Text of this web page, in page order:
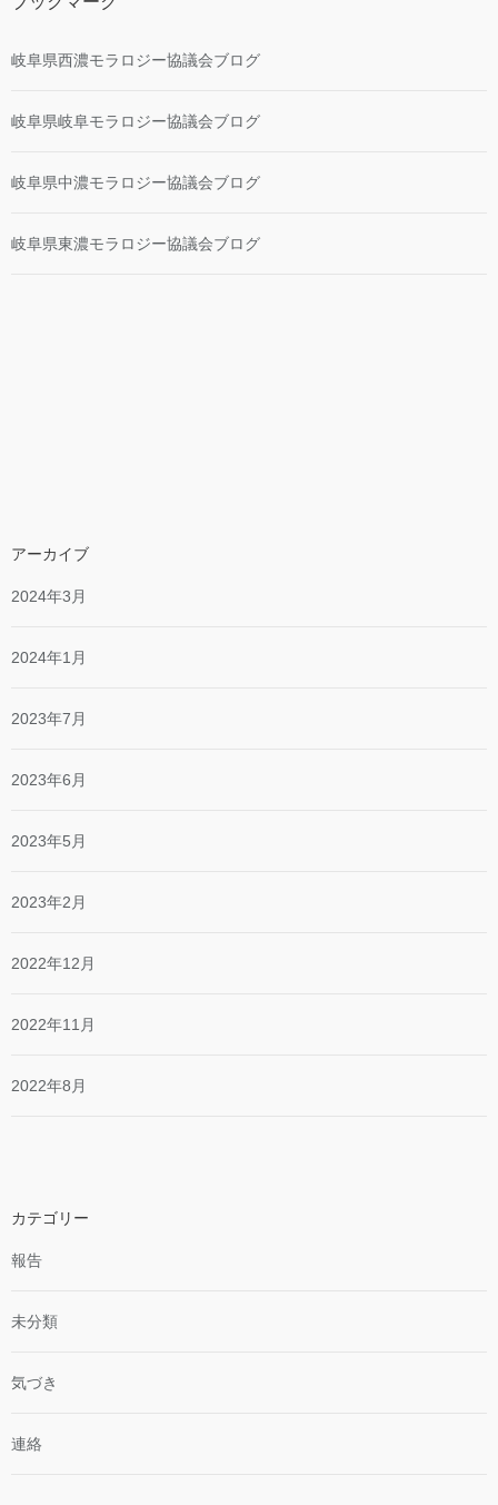
岐阜県西濃モラロジー協議会ブログ
岐阜県岐阜モラロジー協議会ブログ
岐阜県中濃モラロジー協議会ブログ
岐阜県東濃モラロジー協議会ブログ
アーカイブ
2024年3月
2024年1月
2023年7月
2023年6月
2023年5月
2023年2月
2022年12月
2022年11月
2022年8月
カテゴリー
報告
未分類
気づき
連絡